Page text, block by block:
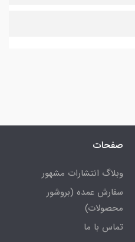
صفحات
وبلاگ انتشارات مشهور
سفارش عمده (بروشور
محصولات)
تماس با ما